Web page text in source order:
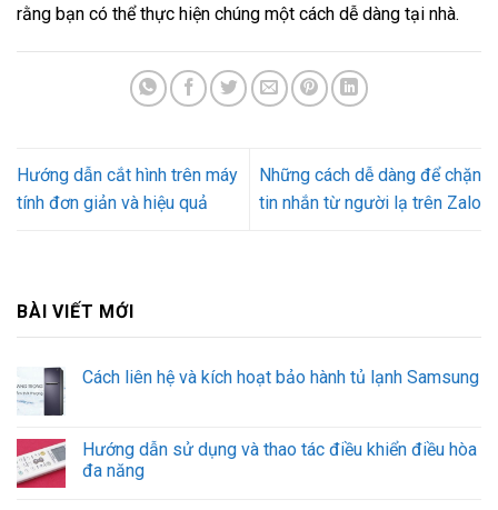
rằng bạn có thể thực hiện chúng một cách dễ dàng tại nhà.
Hướng dẫn cắt hình trên máy
tính đơn giản và hiệu quả
Những cách dễ dàng để chặn
tin nhắn từ người lạ trên Zalo
BÀI VIẾT MỚI
Cách liên hệ và kích hoạt bảo hành tủ lạnh Samsung
Hướng dẫn sử dụng và thao tác điều khiển điều hòa
đa năng